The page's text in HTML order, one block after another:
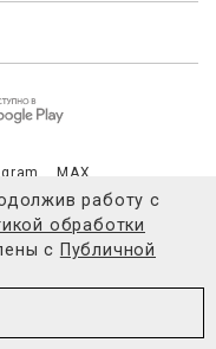
MAX
персональных
работу с
обработки
с Публичной